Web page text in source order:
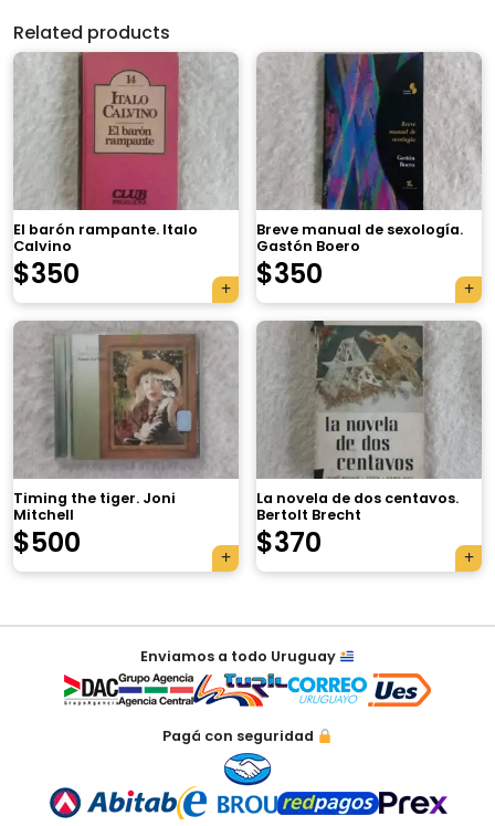
Related products
El barón rampante. Italo
Calvino
$350
Breve manual de sexología.
Gastón Boero
$350
Timing the tiger. Joni
Mitchell
$500
La novela de dos centavos.
Bertolt Brecht
$370
Navegación
entradas
Enviamos a todo Uruguay
Pagá con seguridad
×
Tu carrito está vacío.
automáticamente.